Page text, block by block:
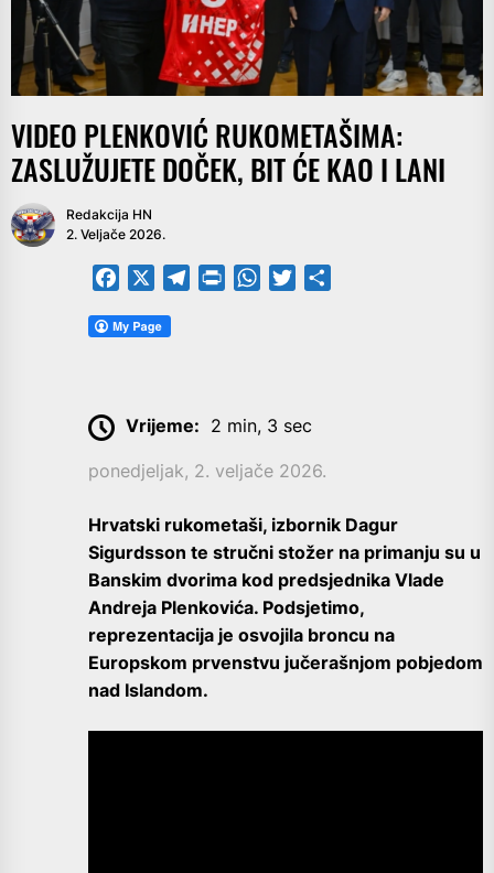
VIDEO PLENKOVIĆ RUKOMETAŠIMA:
ZASLUŽUJETE DOČEK, BIT ĆE KAO I LANI
Redakcija HN
2. Veljače 2026.
Facebook TelegramPrintFriendly
WhatsApp
Twitter
Vrijeme: 2 min, 3 sec
ponedjeljak, 2. veljače 2026.
Hrvatski rukometaši, izbornik Dagur
Sigurdsson te stručni stožer na primanju su u
Banskim dvorima kod predsjednika Vlade
Andreja Plenkovića. Podsjetimo,
reprezentacija je osvojila broncu na
Europskom prvenstvu jučerašnjom pobjedom
nad Islandom.